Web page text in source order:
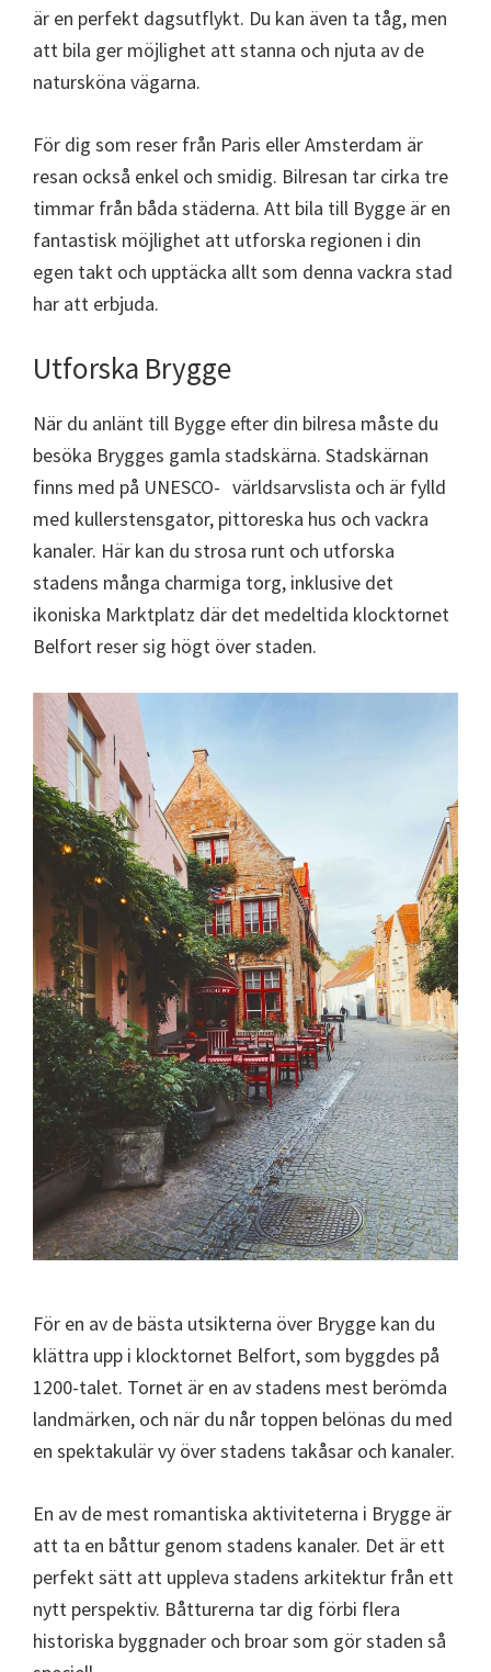
är en perfekt dagsutflykt. Du kan även ta tåg, men
att bila ger möjlighet att stanna och njuta av de
natursköna vägarna.
För dig som reser från Paris eller Amsterdam är
resan också enkel och smidig. Bilresan tar cirka tre
timmar från båda städerna. Att bila till Bygge är en
fantastisk möjlighet att utforska regionen i din
egen takt och upptäcka allt som denna vackra stad
har att erbjuda.
Utforska Brygge
När du anlänt till Bygge efter din bilresa måste du
besöka Brygges gamla stadskärna. Stadskärnan
finns med på UNESCO- världsarvslista och är fylld
med kullerstensgator, pittoreska hus och vackra
kanaler. Här kan du strosa runt och utforska
stadens många charmiga torg, inklusive det
ikoniska Marktplatz där det medeltida klocktornet
Belfort reser sig högt över staden.
För en av de bästa utsikterna över Brygge kan du
klättra upp i klocktornet Belfort, som byggdes på
1200-talet. Tornet är en av stadens mest berömda
landmärken, och när du når toppen belönas du med
en spektakulär vy över stadens takåsar och kanaler.
En av de mest romantiska aktiviteterna i Brygge är
att ta en båttur genom stadens kanaler. Det är ett
perfekt sätt att uppleva stadens arkitektur från ett
nytt perspektiv. Båtturerna tar dig förbi flera
historiska byggnader och broar som gör staden så